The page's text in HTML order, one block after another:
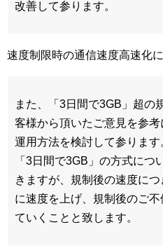
改善して参ります。
速度制限時の通信速度高速化
また、「3日間で3GB」超の
客様から頂いたご意見を参
運用方法を検討して参ります
「3日間で3GB」の方式に
きますが、規制後の速度に
に速度を上げ、規制後のご
ていくことと致します。